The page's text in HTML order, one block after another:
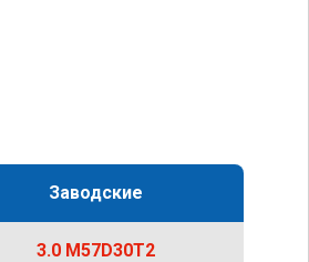
Заводские
3.0 M57D30T2